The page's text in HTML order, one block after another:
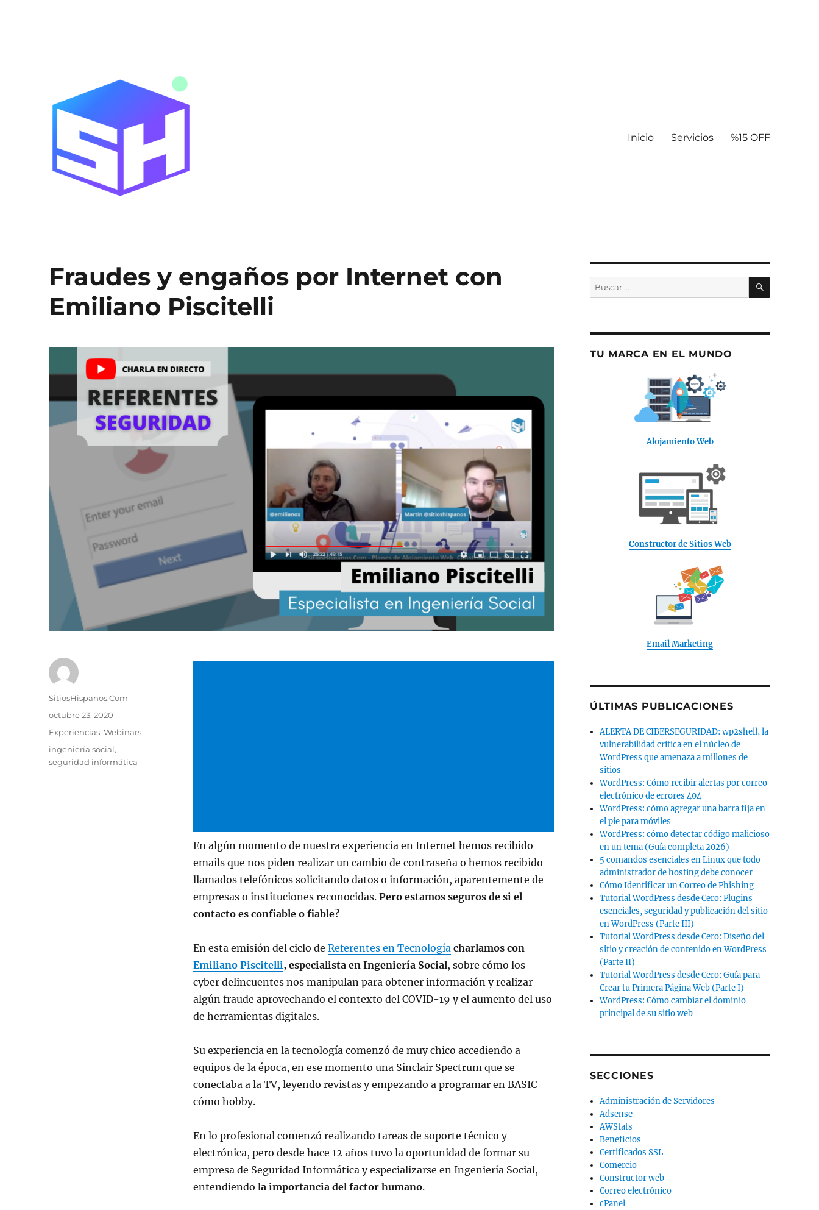
Inicio Servicios %15 OFF
Fraudes y engaños por Internet con
Emiliano Piscitelli
En algún momento de nuestra experiencia en Internet hemos recibido
emails que nos piden realizar un cambio de contraseña o hemos recibido
llamados telefónicos solicitando datos o información, aparentemente de
empresas o instituciones reconocidas. Pero estamos seguros de si el
contacto es confiable o fiable?
En esta emisión del ciclo de Referentes en Tecnología charlamos con
Emiliano Piscitelli, especialista en Ingeniería Social, sobre cómo los
cyber delincuentes nos manipulan para obtener información y realizar
algún fraude aprovechando el contexto del COVID-19 y el aumento del uso
de herramientas digitales.
Su experiencia en la tecnología comenzó de muy chico accediendo a
equipos de la época, en ese momento una Sinclair Spectrum que se
conectaba a la TV, leyendo revistas y empezando a programar en BASIC
cómo hobby.
En lo profesional comenzó realizando tareas de soporte técnico y
electrónica, pero desde hace 12 años tuvo la oportunidad de formar su
empresa de Seguridad Informática y especializarse en Ingeniería Social,
entendiendo la importancia del factor humano.
Autor
SitiosHispanos.Com
Publicado
octubre 23, 2020
Categorías
Experiencias,Webinars
Etiquetas
ingeniería social,
seguridad informática
Buscar
por:
BUSCAR
TU MARCA EN EL MUNDO
Alojamiento Web
Constructor de Sitios Web
Email Marketing
ÚLTIMAS PUBLICACIONES
ALERTA DE CIBERSEGURIDAD: wp2shell, la
vulnerabilidad crítica en el núcleo de
WordPress que amenaza a millones de
sitios
WordPress: Cómo recibir alertas por correo
electrónico de errores 404
WordPress: cómo agregar una barra fija en
el pie para móviles
WordPress: cómo detectar código malicioso
en un tema (Guía completa 2026)
5 comandos esenciales en Linux que todo
administrador de hosting debe conocer
Cómo Identificar un Correo de Phishing
Tutorial WordPress desde Cero: Plugins
esenciales, seguridad y publicación del sitio
en WordPress (Parte III)
Tutorial WordPress desde Cero: Diseño del
sitio y creación de contenido en WordPress
(Parte II)
Tutorial WordPress desde Cero: Guía para
Crear tu Primera Página Web (Parte I)
WordPress: Cómo cambiar el dominio
principal de su sitio web
SECCIONES
Administración de Servidores
Adsense
AWStats
Beneficios
Certificados SSL
Comercio
Constructor web
Correo electrónico
cPanel